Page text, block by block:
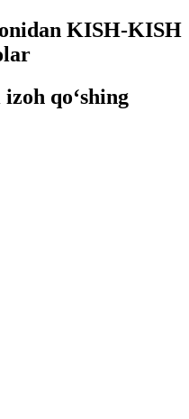
KISH-KISH
qo‘shing